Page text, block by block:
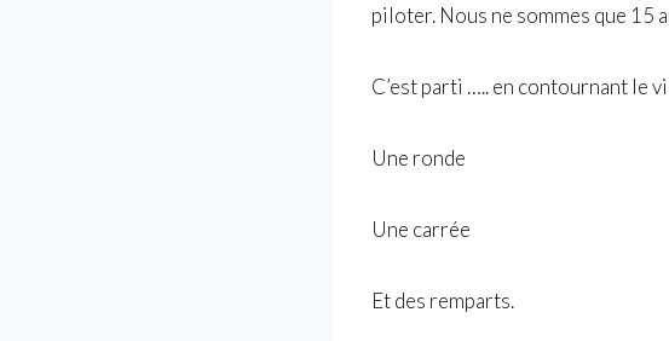
piloter. Nous ne sommes que 15
C’est parti ….. en contournant le
Une ronde
Une carrée
Et des remparts.